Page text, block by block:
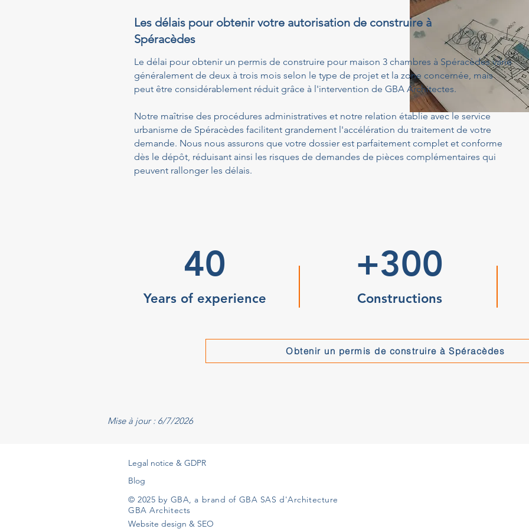
Les délais pour obtenir votre autorisation de construire à
Spéracèdes
Le délai pour obtenir un permis de construire pour maison 3 chambres à Spéracèdes varie
généralement de deux à trois mois selon le type de projet et la zone concernée, mais
peut être considérablement réduit grâce à l'intervention de GBA Architectes.
Notre maîtrise des procédures administratives et notre relation établie avec le service
urbanisme de Spéracèdes facilitent grandement l'accélération du traitement de votre
demande. Nous nous assurons que votre dossier est parfaitement complet et conforme
dès le dépôt, réduisant ainsi les risques de demandes de pièces complémentaires qui
peuvent rallonger les délais.
40
Years of experience
+300
Constructions
Obtenir un permis de construire à Spéracèdes
Mise à jour : 6/7/2026
Legal notice & GDPR
Blog
© 2025 by GBA, a brand of GBA SAS d'Architecture
GBA Architects
Website design & SEO